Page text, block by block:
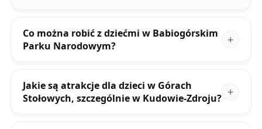
Co można robić z dziećmi w Babiogórskim
Parku Narodowym?
Jakie są atrakcje dla dzieci w Górach
Stołowych, szczególnie w Kudowie-Zdroju?